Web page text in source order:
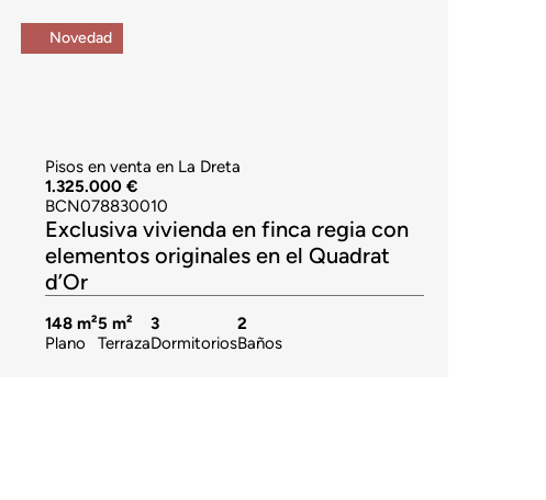
Novedad
Pisos en venta en La Dreta
1.325.000 €
BCN078830010
Exclusiva vivienda en finca regia con
elementos originales en el Quadrat
d’Or
148 m²
Plano
5 m²
Terraza
3
Dormitorios
2
Baños